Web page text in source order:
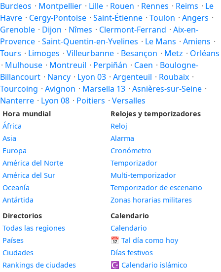
Burdeos · Montpellier · Lille · Rouen · Rennes · Reims · Le
Havre · Cergy-Pontoise · Saint-Étienne · Toulon · Angers ·
Grenoble · Dijon · Nîmes · Clermont-Ferrand · Aix-en-
Provence · Saint-Quentin-en-Yvelines · Le Mans · Amiens ·
Tours · Limoges · Villeurbanne · Besançon · Metz · Orléans
· Mulhouse · Montreuil · Perpiñán · Caen · Boulogne-
Billancourt · Nancy · Lyon 03 · Argenteuil · Roubaix ·
Tourcoing · Avignon · Marsella 13 · Asnières-sur-Seine ·
Nanterre · Lyon 08 · Poitiers · Versalles
Hora mundial
África
Asia
Europa
América del Norte
América del Sur
Oceanía
Antártida
Directorios
Todas las regiones
Países
Ciudades
Rankings de ciudades
Relojes y temporizadores
Reloj
Alarma
Cronómetro
Temporizador
Multi-temporizador
Temporizador de escenario
Zonas horarias militares
Calendario
Calendario
📅 Tal día como hoy
Días festivos
☪️ Calendario islámico